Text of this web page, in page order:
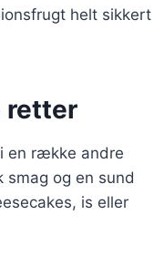
helt sikkert
retter
en række andre
og en sund
is eller